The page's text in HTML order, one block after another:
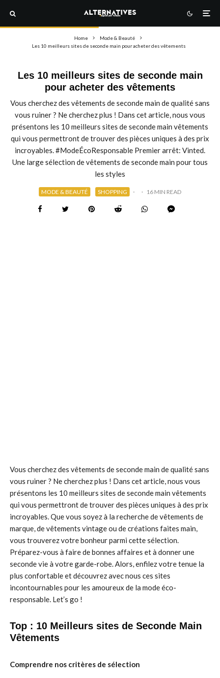
Home
Mode & Beauté
Les 10 meilleurs sites de seconde main pour acheter des vêtements
Les 10 meilleurs sites de seconde main
pour acheter des vêtements
Vous cherchez des vêtements de seconde main de qualité sans
vous ruiner ? Ne cherchez plus ! Dans cet article, nous vous
présentons les 10 meilleurs sites de seconde main vêtements
qui vous permettront de trouver des pièces uniques à des prix
incroyables. #ModeÉcoResponsable Premier arrêt: Vinted.
Une large sélection de vêtements de seconde main pour tous
les styles
MODE & BEAUTÉ SHOPPING · · 16 MIN READ
Vous cherchez des vêtements de seconde main de qualité sans
vous ruiner ? Ne cherchez plus ! Dans cet article, nous vous
présentons les 10 meilleurs sites de seconde main vêtements
qui vous permettront de trouver des pièces uniques à des prix
incroyables. Que vous soyez à la recherche de vêtements de
marque, de vêtements vintage ou de créations faites main,
vous trouverez votre bonheur parmi cette sélection.
Préparez-vous à faire de bonnes affaires et à donner une
seconde vie à votre garde-robe. Alors, enfilez votre tenue la
plus confortable et découvrez avec nous ces sites
incontournables pour les amoureux de la mode éco-
responsable. Let’s go !
Top : 10 Meilleurs sites de Seconde Main
Vêtements
Comprendre nos critères de sélection